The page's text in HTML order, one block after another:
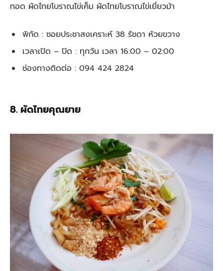
ทอด ผัดไทยโบราณไข่เค็ม ผัดไทยโบราณไข่เยี่ยวม้า
พิกัด : ซอยประชาสงเคราะห์ 38 รัชดา ห้วยขวาง​
เวลาเปิด – ปิด : ทุกวัน เวลา 16:00 – 02:00
ช่องทางติดต่อ : 094 424 2824
8. ผัดไทยคุณยาย